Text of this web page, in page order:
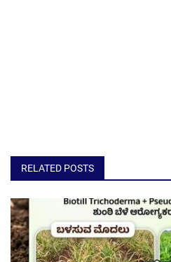
RELATED POSTS